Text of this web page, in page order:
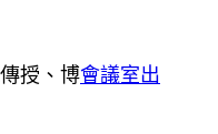
授、博會議室出